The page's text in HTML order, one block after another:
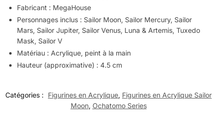
Fabricant : MegaHouse
Personnages inclus : Sailor Moon, Sailor Mercury, Sailor
Mars, Sailor Jupiter, Sailor Venus, Luna & Artemis, Tuxedo
Mask, Sailor V
Matériau : Acrylique, peint à la main
Hauteur (approximative) : 4.5 cm
Catégories : Figurines en Acrylique, Figurines en Acrylique Sailor
Moon, Ochatomo Series